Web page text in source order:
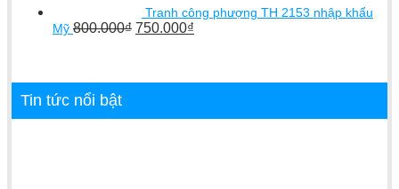
Tranh công phượng TH 2153 nhập khẩu
Mỹ 800.000₫ 750.000₫
Tin tức nổi bật